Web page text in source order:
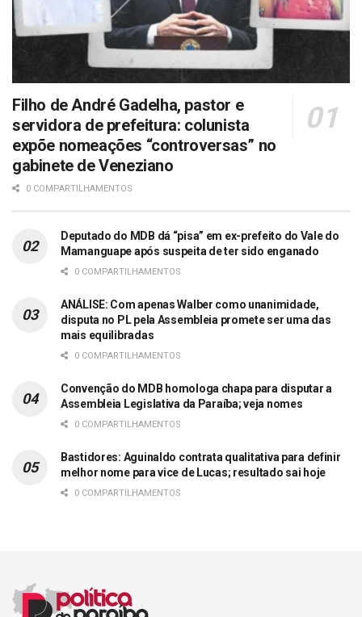
Filho de André Gadelha, pastor e
servidora de prefeitura: colunista
expõe nomeações “controversas” no
gabinete de Veneziano
0 COMPARTILHAMENTOS
Deputado do MDB dá “pisa” em ex-prefeito do Vale do
Mamanguape após suspeita de ter sido enganado
0 COMPARTILHAMENTOS
ANÁLISE: Com apenas Walber como unanimidade,
disputa no PL pela Assembleia promete ser uma das
mais equilibradas
0 COMPARTILHAMENTOS
Convenção do MDB homologa chapa para disputar a
Assembleia Legislativa da Paraíba; veja nomes
0 COMPARTILHAMENTOS
Bastidores: Aguinaldo contrata qualitativa para definir
melhor nome para vice de Lucas; resultado sai hoje
0 COMPARTILHAMENTOS